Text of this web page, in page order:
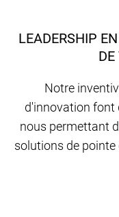
LEADERSHIP
Notre
d'innovation font
nous permettant
solutions de